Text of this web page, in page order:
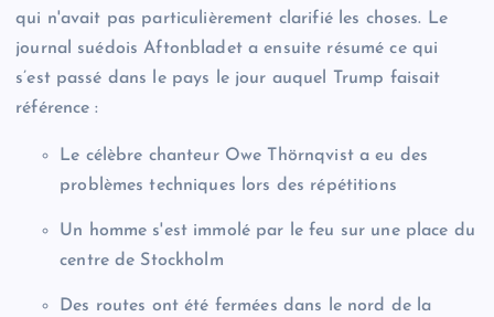
qui n'avait pas particulièrement clarifié les choses. Le
journal suédois Aftonbladet a ensuite résumé ce qui
s’est passé dans le pays le jour auquel Trump faisait
référence :
Le célèbre chanteur Owe Thörnqvist a eu des
problèmes techniques lors des répétitions
Un homme s'est immolé par le feu sur une place du
centre de Stockholm
Des routes ont été fermées dans le nord de la